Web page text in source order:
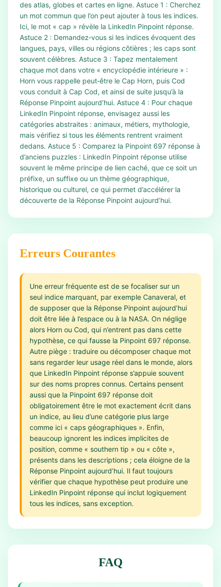
des atlas, globes et cartes en ligne. Astuce 1 : Cherchez
un mot commun que l’on peut ajouter à tous les indices.
Ici, le mot « cap » révèle la LinkedIn Pinpoint réponse.
Astuce 2 : Demandez‑vous si les indices évoquent des
langues, pays, villes ou régions côtières ; les caps sont
souvent célèbres. Astuce 3 : Tapez mentalement
chaque mot dans votre « encyclopédie intérieure » :
Horn vous rappelle peut‑être le Cap Horn, puis Cod
vous conduit à Cap Cod, et ainsi de suite jusqu’à la
Réponse Pinpoint aujourd’hui. Astuce 4 : Pour chaque
LinkedIn Pinpoint réponse, envisagez aussi les
catégories abstraites : animaux, métiers, mythologie,
mais vérifiez si tous les éléments rentrent vraiment
dedans. Astuce 5 : Comparez la Pinpoint 697 réponse à
d’anciens puzzles : LinkedIn Pinpoint réponse utilise
souvent le même principe de lien caché, que ce soit un
préfixe, un suffixe ou un thème géographique,
historique ou culturel, ce qui permet d’accélérer la
découverte de la Réponse Pinpoint aujourd’hui.
Erreurs Courantes
Une erreur fréquente est de se focaliser sur un
seul indice marquant, par exemple Canaveral, et
de supposer que la Réponse Pinpoint aujourd’hui
doit être liée à l’espace ou à la NASA. On néglige
alors Horn ou Cod, qui n’entrent pas dans cette
hypothèse, ce qui fausse la Pinpoint 697 réponse.
Autre piège : traduire ou décomposer chaque mot
sans regarder leur usage réel dans le monde, alors
que LinkedIn Pinpoint réponse s’appuie souvent
sur des noms propres connus. Certains pensent
aussi que la Pinpoint 697 réponse doit
obligatoirement être le mot exactement écrit dans
un indice, au lieu d’une catégorie plus large
comme ici « caps géographiques ». Enfin,
beaucoup ignorent les indices implicites de
position, comme « southern tip » ou « côte »,
présents dans les descriptions ; cela éloigne de la
Réponse Pinpoint aujourd’hui. Il faut toujours
vérifier que chaque hypothèse peut produire une
LinkedIn Pinpoint réponse qui inclut logiquement
tous les indices, sans exception.
FAQ